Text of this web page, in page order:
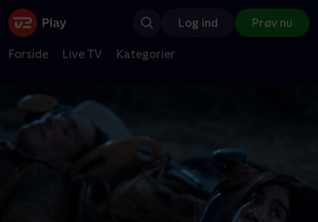
Log ind Prøv nu
Forside Live TV Kategorier